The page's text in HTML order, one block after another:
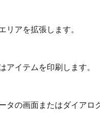
アを拡張します。
イテムを印刷します。
の画面またはダイアロ